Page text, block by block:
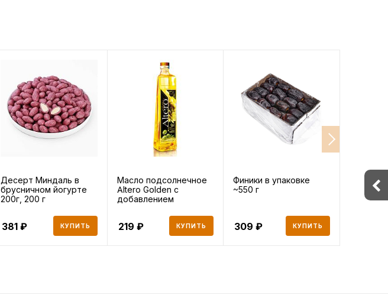
Десерт Миндаль в
брусничном йогурте
200г, 200 г
381 КУПИТЬ
Масло подсолнечное
Altero Golden с
добавлением
219 КУПИТЬ
Финики в упаковке
~550 г
309 КУПИТЬ
Лапша